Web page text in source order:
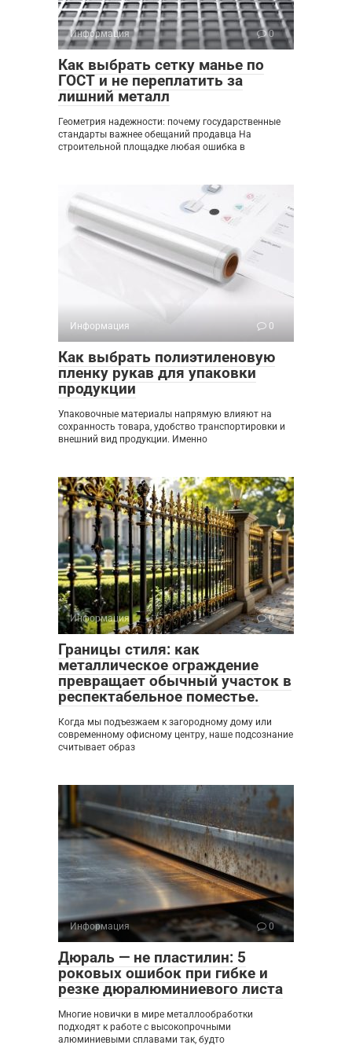
Информация 0
Как выбрать сетку манье по
ГОСТ и не переплатить за
лишний металл
Геометрия надежности: почему государственные
стандарты важнее обещаний продавца На
строительной площадке любая ошибка в
Информация 0
Как выбрать полиэтиленовую
пленку рукав для упаковки
продукции
Упаковочные материалы напрямую влияют на
сохранность товара, удобство транспортировки и
внешний вид продукции. Именно
Информация 0
Границы стиля: как
металлическое ограждение
превращает обычный участок в
респектабельное поместье.
Когда мы подъезжаем к загородному дому или
современному офисному центру, наше подсознание
считывает образ
Информация 0
Дюраль — не пластилин: 5
роковых ошибок при гибке и
резке дюралюминиевого листа
Многие новички в мире металлообработки
подходят к работе с высокопрочными
алюминиевыми сплавами так, будто